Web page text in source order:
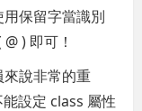
保留字當識別
) 即可！
來說非常的重
設定 class 屬性